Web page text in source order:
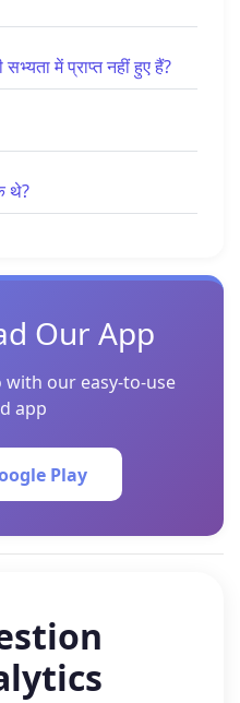
में प्राप्त नहीं हुए हैं?
थे?
Our App
with our easy-to-use
app
Play